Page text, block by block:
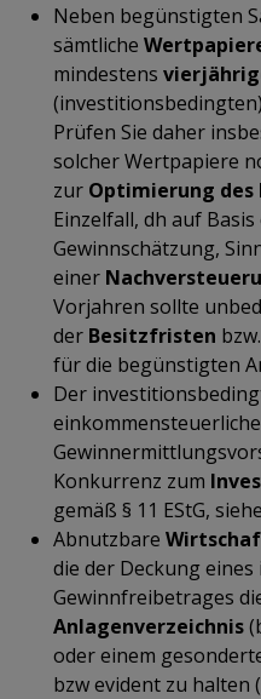
Neben begünstigten
sämtliche
mindestens
Prüfen Sie daher
solcher Wertpapiere
zur Optimierung des
Einzelfall, dh auf
Gewinnschätzung,
einer
Vorjahren sollte
der Besitzfristen
für die begünstigten
Der
einkommensteuerliche
Konkurrenz zum
gemäß § 11 EStG,
Abnutzbare
die der Deckung
Gewinnfreibetrages
Anlagenverzeichnis
oder einem
bzw evident zu halten